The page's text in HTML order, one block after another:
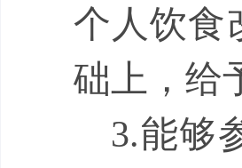
个人饮食
础上，给
3.能够